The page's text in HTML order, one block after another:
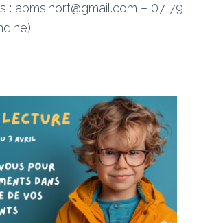
: apms.nort@gmail.com – 07 79